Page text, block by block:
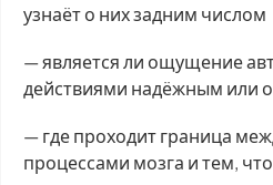
узнаёт о них задним числом
— является ли ощущение
действиями надёжным или
— где проходит граница
процессами мозга и тем,